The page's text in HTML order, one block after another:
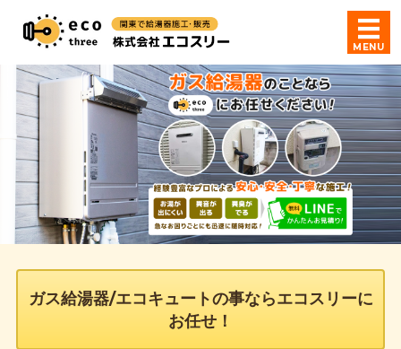
ガス給湯器・エコキュ
MENU
ホーム
LINEで問い合わせ
メールで問い合わせ
価格一覧
ガス給湯器/エコキュートの事ならエコスリーに
お任せ！